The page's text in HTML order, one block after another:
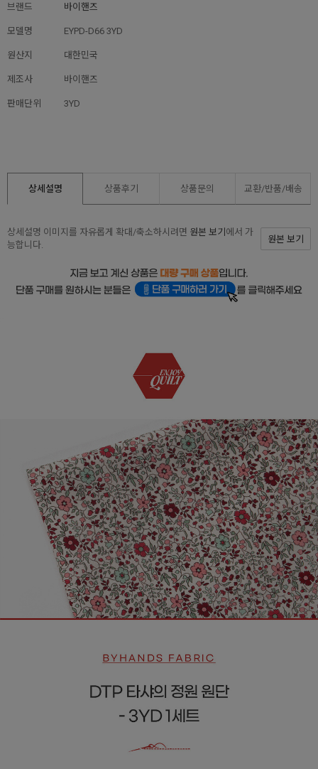
브랜드 바이핸즈
모델명 EYPD-D66 3YD
원산지 대한민국
제조사 바이핸즈
판매단위 3YD
상세설명 상품후기 상품문의 교환/반품/배송
상세설명 이미지를 자유롭게 확대/축소하시려면 원본 보기 에서 가
능합니다.
원본 보기